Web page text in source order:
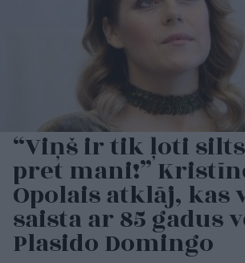
“Viņš ir tik ļoti
pret mani!”
Opolais atklāj, kas
saista ar 85 gadus
Plasido Domingo